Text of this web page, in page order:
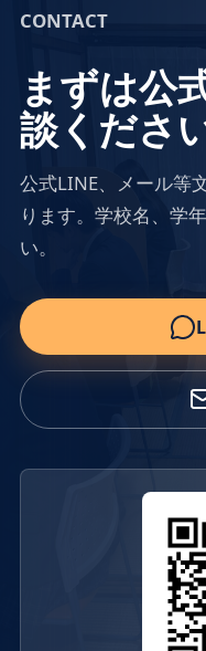
CONTACT
まずは公
談くださ
公式LINE、メール等
ります。学校名、学
い。